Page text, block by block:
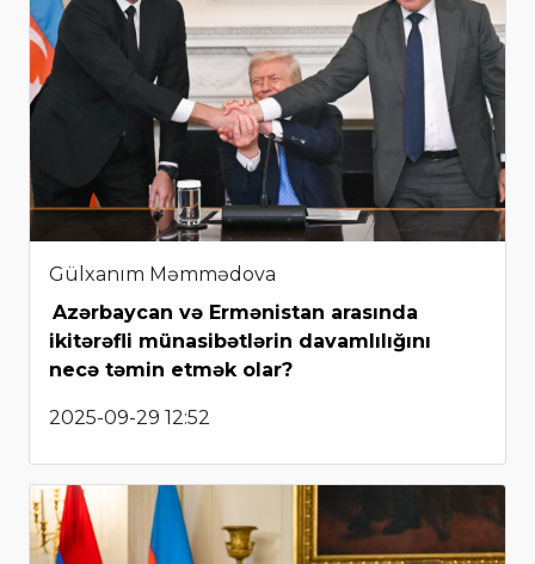
Gülxanım Məmmədova
Azərbaycan və Ermənistan arasında
ikitərəfli münasibətlərin davamlılığını
necə təmin etmək olar?
2025-09-29 12:52